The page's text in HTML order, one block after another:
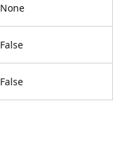
None
False
False